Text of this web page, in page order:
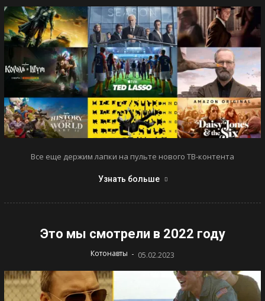
Все еще держим лапки на пульте нового ТВ-контента
Узнать больше
Это мы смотрели в 2022 году
Котонавты - 05.02.2023